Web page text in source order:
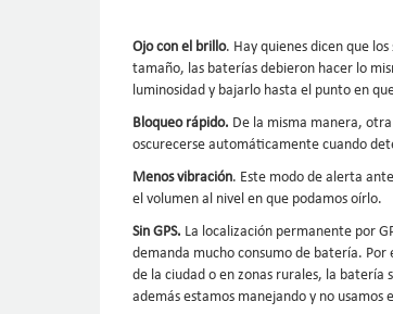
Ojo con el brillo. Hay quienes dicen que
tamaño, las baterías debieron hacer lo
luminosidad y bajarlo hasta el punto en
Bloqueo rápido. De la misma manera,
oscurecerse automáticamente cuando
Menos vibración. Este modo de alerta
el volumen al nivel en que podamos oírlo.
Sin GPS. La localización permanente por
demanda mucho consumo de batería. Por
de la ciudad o en zonas rurales, la batería
además estamos manejando y no usamos